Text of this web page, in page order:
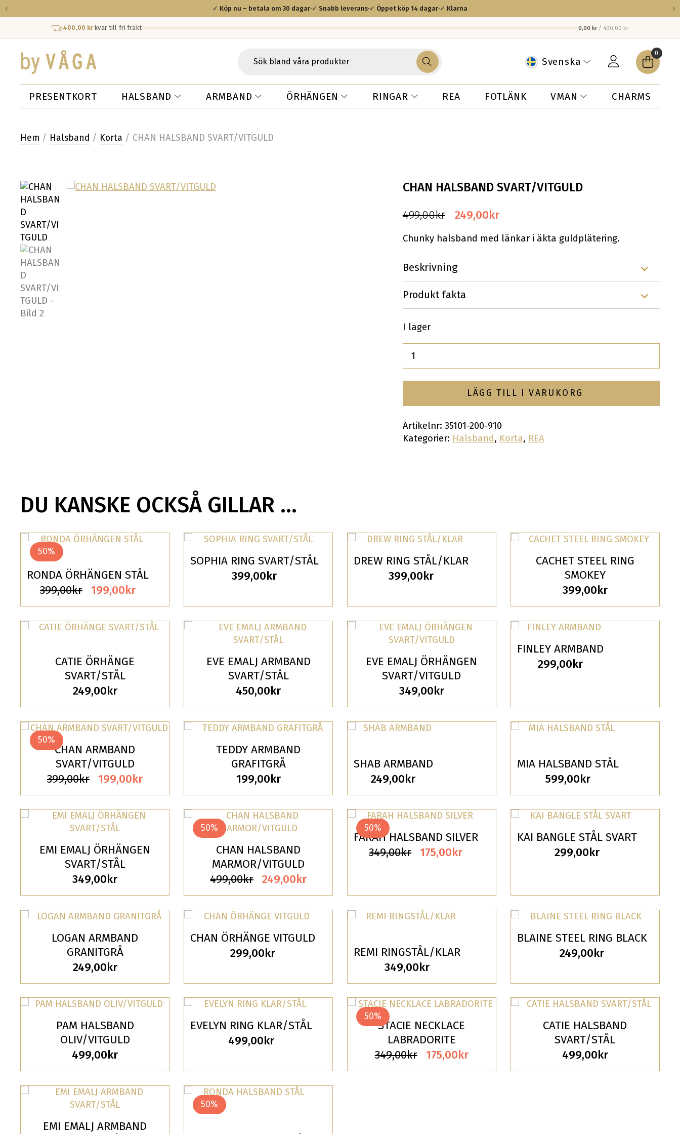
‹ ✓ Köp nu – betala om 30 dagar·✓ Snabb leverans·✓ Öppet köp 14 dagar·✓ Klarna ›
400,00 krkvar till fri frakt 0,00 kr / 400,00 kr
Svenska
0
PRESENTKORT HALSBAND ARMBAND ÖRHÄNGEN RINGAR REA FOTLÄNK VMAN CHARMS
Hem / Halsband / Korta / CHAN HALSBAND SVART/VITGULD
CHAN HALSBAND SVART/VITGULD
499,00kr
Det
ursprungliga
var:
499,00kr.
249,00krDet
nuvarande
är:
Chunky halsband med länkar i äkta guldplätering.
Beskrivning
Produkt fakta
I lager
LÄGG TILL I VARUKORG
Artikelnr: 35101-200-910
Kategorier: Halsband, Korta, REA
DU KANSKE OCKSÅ GILLAR …
50%
RONDA ÖRHÄNGEN STÅL
399,00kr
Det
ursprungliga
priset
399,00kr.
199,00krDet
nuvarande
priset
SOPHIA RING SVART/STÅL
399,00kr
DREW RING STÅL/KLAR
399,00kr
CACHET STEEL RING
SMOKEY
399,00kr
CATIE ÖRHÄNGE
SVART/STÅL
249,00kr
EVE EMALJ ARMBAND
SVART/STÅL
450,00kr
EVE EMALJ ÖRHÄNGEN
SVART/VITGULD
349,00kr
FINLEY ARMBAND
299,00kr
50%
CHAN ARMBAND
SVART/VITGULD
399,00kr
Det
ursprungliga
priset
var:
399,00kr.
199,00krDet
nuvarande
priset
TEDDY ARMBAND
GRAFITGRÅ
199,00kr
SHAB ARMBAND
249,00kr
MIA HALSBAND STÅL
599,00kr
EMI EMALJ ÖRHÄNGEN
SVART/STÅL
349,00kr
50%
CHAN HALSBAND
MARMOR/VITGULD
499,00kr
Det
ursprungliga
priset
499,00kr.
249,00krDet
nuvarande
priset
249,00kr.
50%
FARAH HALSBAND SILVER
349,00kr
Det
var:
349,00kr.
175,00krDet
är:
175,00kr.
KAI BANGLE STÅL SVART
299,00kr
LOGAN ARMBAND
GRANITGRÅ
249,00kr
CHAN ÖRHÄNGE VITGULD
299,00kr
REMI RINGSTÅL/KLAR
349,00kr
BLAINE STEEL RING BLACK
249,00kr
PAM HALSBAND
OLIV/VITGULD
499,00kr
EVELYN RING KLAR/STÅL
499,00kr
50%
STACIE NECKLACE
LABRADORITE
349,00kr
Det
ursprungliga
175,00krDet
nuvarande
CATIE HALSBAND
SVART/STÅL
499,00kr
EMI EMALJ ARMBAND
50%